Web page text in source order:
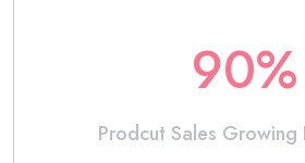
90%
Prodcut Sales Growing